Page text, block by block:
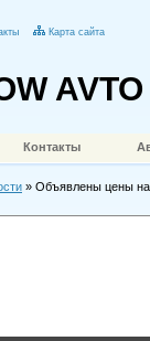
Карта сайта
AVTO
Контакты
» Объявлены цены на